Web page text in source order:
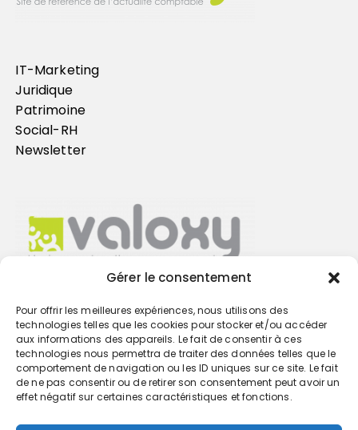
Gérer le consentement
Pour offrir les meilleures expériences, nous utilisons des
technologies telles que les cookies pour stocker et/ou accéder
aux informations des appareils. Le fait de consentir à ces
technologies nous permettra de traiter des données telles que le
comportement de navigation ou les ID uniques sur ce site. Le fait
de ne pas consentir ou de retirer son consentement peut avoir un
effet négatif sur certaines caractéristiques et fonctions.
IT-Marketing
Juridique
Patrimoine
Social-RH
Newsletter
Trouvez votre cabinet
GO